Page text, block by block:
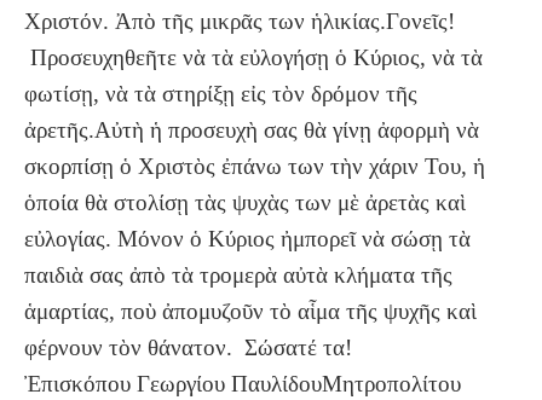
Χριστόν. Ἀπὸ τῆς μικρᾶς των ἡλικίας.Γονεῖς!
Προσευχηθεῆτε νὰ τὰ εὐλογήσῃ ὁ Κύριος, νὰ τὰ
φωτίσῃ, νὰ τὰ στηρίξῃ εἰς τὸν δρόμον τῆς
ἀρετῆς.Αὐτὴ ἡ προσευχὴ σας θὰ γίνῃ ἀφορμὴ νὰ
σκορπίσῃ ὁ Χριστὸς ἐπάνω των τὴν χάριν Του, ἡ
ὁποία θὰ στολίσῃ τὰς ψυχὰς των μὲ ἀρετὰς καὶ
εὐλογίας. Μόνον ὁ Κύριος ἠμπορεῖ νὰ σώσῃ τὰ
παιδιὰ σας ἀπὸ τὰ τρομερὰ αὐτὰ κλήματα τῆς
ἁμαρτίας, ποὺ ἀπομυζοῦν τὸ αἷμα τῆς ψυχῆς καὶ
φέρνουν τὸν θάνατον. Σώσατέ τα!
Ἐπισκόπου Γεωργίου ΠαυλίδουΜητροπολίτου